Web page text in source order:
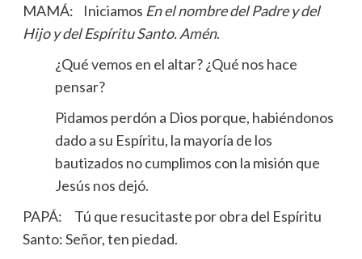
MAMÁ: Iniciamos En el nombre del Padre y del
Hijo y del Espíritu Santo. Amén.
¿Qué vemos en el altar? ¿Qué nos hace
pensar?
Pidamos perdón a Dios porque, habiéndonos
dado a su Espíritu, la mayoría de los
bautizados no cumplimos con la misión que
Jesús nos dejó.
PAPÁ: Tú que resucitaste por obra del Espíritu
Santo: Señor, ten piedad.